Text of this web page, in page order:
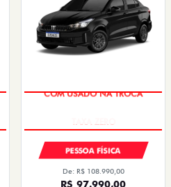
COM USADO NA TROCA
PESSOA FÍSICA
De: R$ 108.990,00
R$ 97.990,00